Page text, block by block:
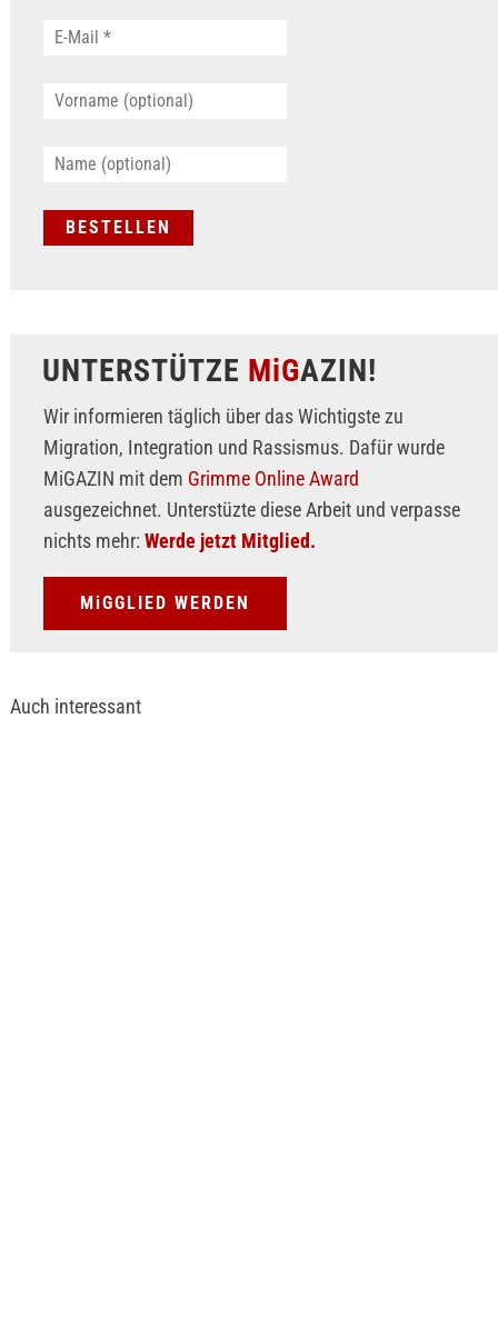
UNTERSTÜTZE MiGAZIN!
Wir informieren täglich über das Wichtigste zu
Migration, Integration und Rassismus. Dafür wurde
MiGAZIN mit dem Grimme Online Award
ausgezeichnet. Unterstüzte diese Arbeit und verpasse
nichts mehr: Werde jetzt Mitglied.
MiGGLIED WERDEN
Auch interessant